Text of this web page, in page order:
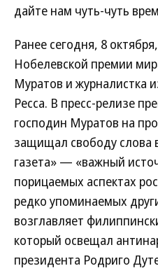
дайте нам чуть-чуть
Ранее сегодня, 8
Нобелевской премии
Муратов и журналистка
Ресса. В пресс-релизе
господин Муратов на
защищал свободу слова
газета» — «важный
порицаемых аспектах
редко упоминаемых
возглавляет
который освещал
президента Родриго